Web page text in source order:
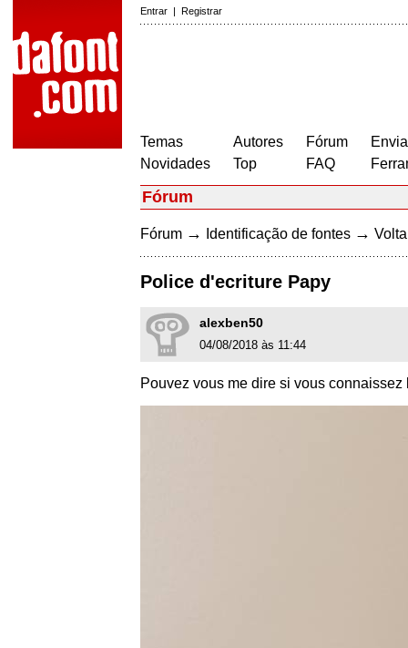
Entrar | Registrar
Temas
Novidades
Autores
Top
Fórum
FAQ
Fórum
Fórum → Identificação de fontes →
Police d'ecriture Papy
alexben50
04/08/2018 às 11:44
Pouvez vous me dire si vous